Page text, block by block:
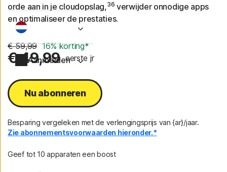
Aanmelden
orde aan in je cloudopslag,36 verwijder onnodige apps
en optimaliseer de prestaties.
€ 59,99 16% korting*
€ 49,99 eerste jr
Nu abonneren
Besparing vergeleken met de verlengingsprijs van {ar}/jaar.
Zie abonnementsvoorwaarden hieronder.*
Geef tot 10 apparaten een boost